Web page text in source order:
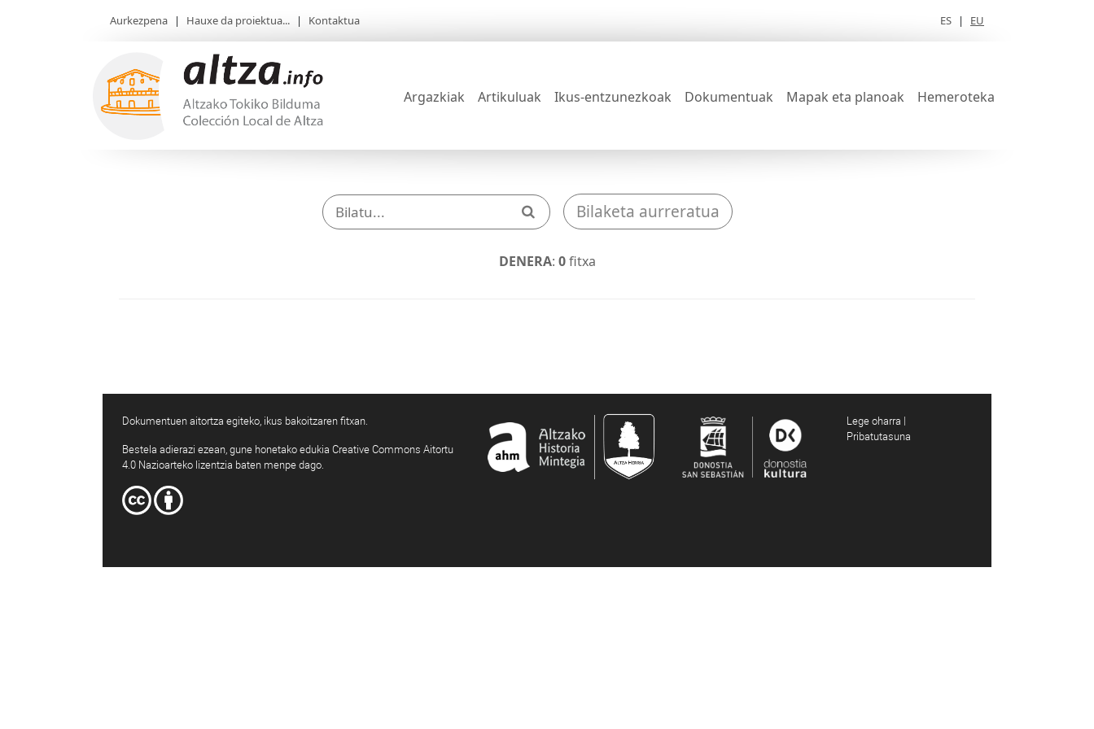
Aurkezpena | Hauxe da proiektua... | Kontaktua ES | EU
Argazkiak Artikuluak Ikus-entzunezkoak Dokumentuak Mapak eta planoak Hemeroteka
Bilaketa aurreratua
DENERA: 0fitxa
Dokumentuen aitortza egiteko, ikus bakoitzaren fitxan.
Bestela adierazi ezean, gune honetako edukia Creative Commons Aitortu
4.0 Nazioarteko lizentzia baten menpe dago.
Lege oharra |
Pribatutasuna